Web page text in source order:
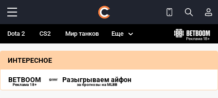
Dota 2 CS2 Мир танков Еще
ИНТЕРЕСНОЕ
BETBOOM
Реклама 18+
Разыгрываем айфон
за прогнозы на MLBB